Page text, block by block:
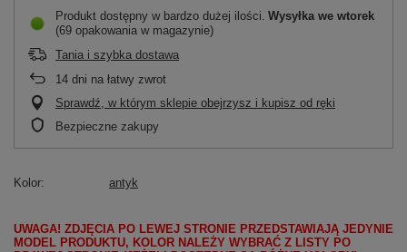
Produkt dostępny w bardzo dużej ilości Wysyłka we wtorek
(69 opakowania w magazynie)
Tania i szybka dostawa
14 dni na łatwy zwrot
Sprawdź, w którym sklepie obejrzysz i kupisz od ręki
Bezpieczne zakupy
Kolor antyk
UWAGA! ZDJĘCIA PO LEWEJ STRONIE PRZEDSTAWIAJĄ JEDYNIE
MODEL PRODUKTU, KOLOR NALEŻY WYBRAĆ Z LISTY PO